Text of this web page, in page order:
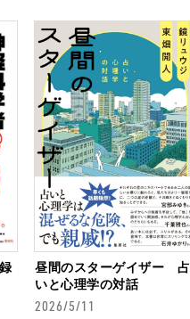
昼間のスターゲイザー 占
いと心理学の対話
2026/5/11